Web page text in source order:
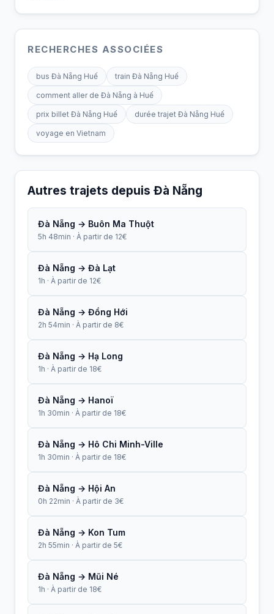
RECHERCHES ASSOCIÉES
bus Đà Nẵng Huế train Đà Nẵng Huế
comment aller de Đà Nẵng à Huế
prix billet Đà Nẵng Huế durée trajet Đà Nẵng Huế
voyage en Vietnam
Autres trajets depuis Đà Nẵng
Đà Nẵng → Buôn Ma Thuột
5h 48min · À partir de 12€
Đà Nẵng → Đà Lạt
1h · À partir de 12€
Đà Nẵng → Đồng Hới
2h 54min · À partir de 8€
Đà Nẵng → Hạ Long
1h · À partir de 18€
Đà Nẵng → Hanoï
1h 30min · À partir de 18€
Đà Nẵng → Hô Chi Minh-Ville
1h 30min · À partir de 18€
Đà Nẵng → Hội An
0h 22min · À partir de 3€
Đà Nẵng → Kon Tum
2h 55min · À partir de 5€
Đà Nẵng → Mũi Né
1h · À partir de 18€